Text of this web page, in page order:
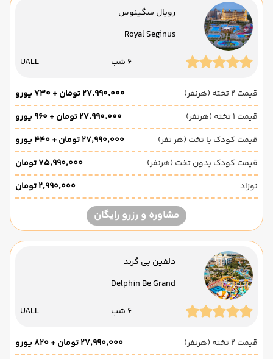
رویال سگینوس
Royal Seginus
6 شب UALL
قیمت 2 تخته (هرنفر)
۲۷٬۹۹۰٬۰۰۰ تومان + ۷۳۰ یورو
قیمت 1 تخته (هرنفر)
۲۷٬۹۹۰٬۰۰۰ تومان + ۹۶۰ یورو
قیمت کودک با تخت (هر نفر)
۲۷٬۹۹۰٬۰۰۰ تومان + ۴۴۰ یورو
قیمت کودک بدون تخت (هرنفر)
۷۵٬۹۹۰٬۰۰۰ تومان
نوزاد
۲٬۹۹۰٬۰۰۰ تومان
مشاوره و رزرو رایگان
دلفین بی گرند
Delphin Be Grand
6 شب UALL
قیمت 2 تخته (هرنفر)
۲۷٬۹۹۰٬۰۰۰ تومان + ۸۲۰ یورو